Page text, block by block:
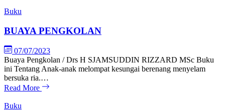
Buku
BUAYA PENGKOLAN
07/07/2023
Buaya Pengkolan / Drs H SJAMSUDDIN RIZZARD MSc Buku
ini Tentang Anak-anak melompat kesungai berenang menyelam
bersuka ria.…
Read More
Buku